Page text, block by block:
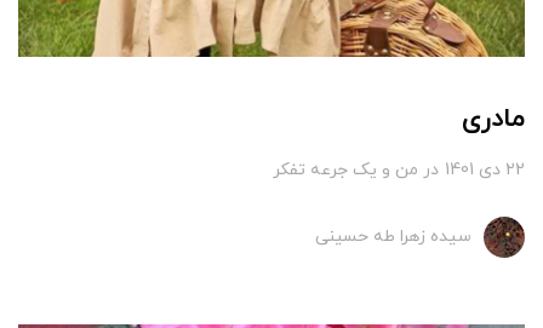
مادری
22 دی 1401 در من و یک جرعه تفکر
سیده زهرا طه حسینی